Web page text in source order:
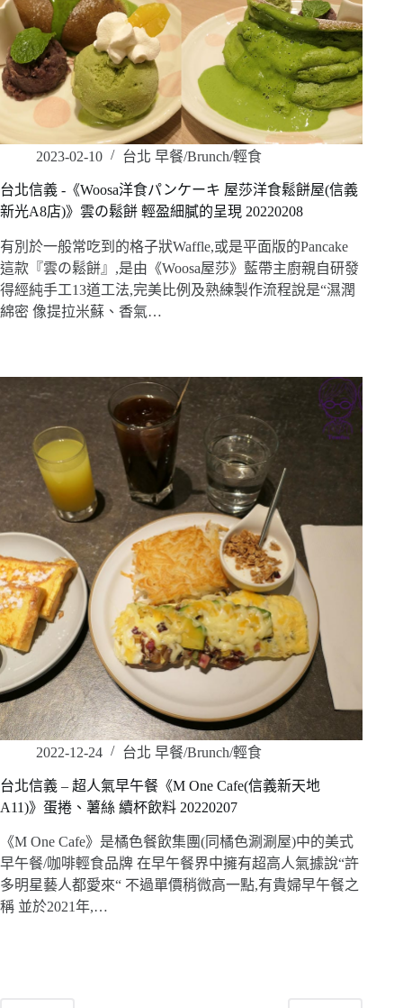
2023-02-10 台北 早餐/Brunch/輕食
台北信義 -《Woosa洋食パンケーキ 屋莎洋食鬆餅屋(信義
新光A8店)》雲の鬆餅 輕盈細膩的呈現 20220208
有別於一般常吃到的格子狀Waffle,或是平面版的Pancake
這款『雲の鬆餅』,是由《Woosa屋莎》藍帶主廚親自研發
得經純手工13道工法,完美比例及熟練製作流程說是“濕潤
綿密 像提拉米蘇、香氣…
2022-12-24 台北 早餐/Brunch/輕食
台北信義 – 超人氣早午餐《M One Cafe(信義新天地
A11)》蛋捲、薯絲 續杯飲料 20220207
《M One Cafe》是橘色餐飲集團(同橘色涮涮屋)中的美式
早午餐/咖啡輕食品牌 在早午餐界中擁有超高人氣據說“許
多明星藝人都愛來“ 不過單價稍微高一點,有貴婦早午餐之
稱 並於2021年,…